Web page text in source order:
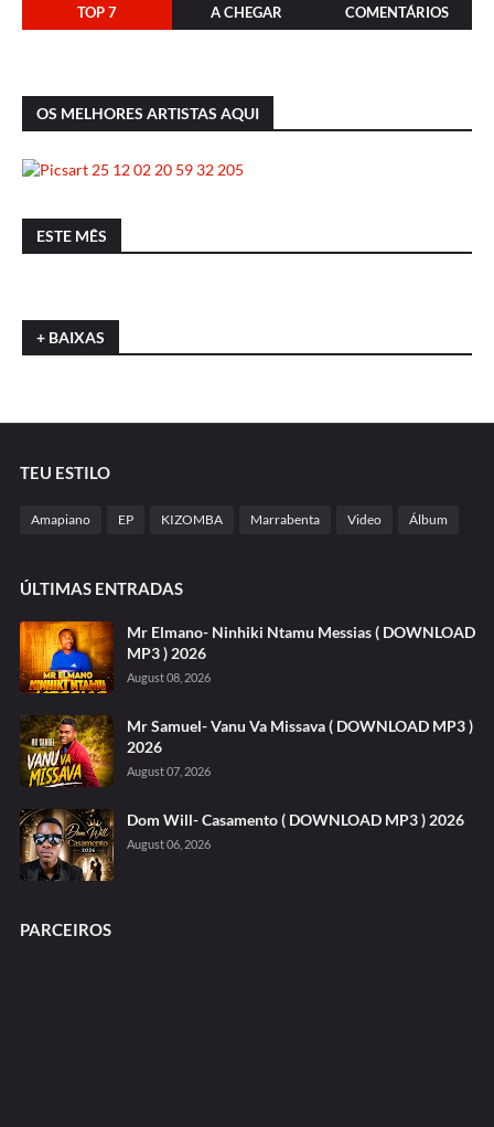
TOP 7 A CHEGAR COMENTÁRIOS
OS MELHORES ARTISTAS AQUI
ESTE MÊS
+ BAIXAS
TEU ESTILO
Amapiano EP KIZOMBA Marrabenta Video Álbum
ÚLTIMAS ENTRADAS
Mr Elmano- Ninhiki Ntamu Messias ( DOWNLOAD
MP3 ) 2026
August 08, 2026
Mr Samuel- Vanu Va Missava ( DOWNLOAD MP3 )
2026
August 07, 2026
Dom Will- Casamento ( DOWNLOAD MP3 ) 2026
August 06, 2026
PARCEIROS